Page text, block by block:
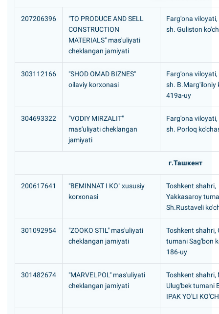
207206396
"TO PRODUCE AND SELL
CONSTRUCTION
MATERIALS" mas'uliyati
cheklangan jamiyati
Farg'ona
sh. Guliston
303112166
"SHOD OMAD BIZNES"
oilaviy korxonasi
Farg'ona
sh. B.Marg'iloniy
419a-uy
304693322
"VODIY MIRZALIT"
mas'uliyati cheklangan
jamiyati
Farg'ona
sh. Porloq
г.Ташкент
200617641
"BEMINNAT I KO" xususiy
korxonasi
Toshkent shahri,
Yakkasaroy
Sh.Rustaveli
301092954
"ZOOKO STIL" mas'uliyati
cheklangan jamiyati
Toshkent shahri,
tumani Sag'bon
186-uy
301482674
"MARVELPOL" mas'uliyati
cheklangan jamiyati
Toshkent shahri,
Ulug'bek tumani
IPAK YO'LI